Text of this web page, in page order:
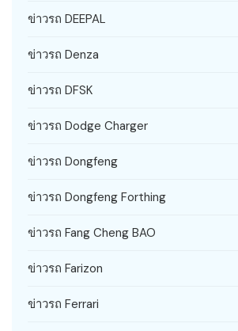
ข่าวรถ DEEPAL
ข่าวรถ Denza
ข่าวรถ DFSK
ข่าวรถ Dodge Charger
ข่าวรถ Dongfeng
ข่าวรถ Dongfeng Forthing
ข่าวรถ Fang Cheng BAO
ข่าวรถ Farizon
ข่าวรถ Ferrari